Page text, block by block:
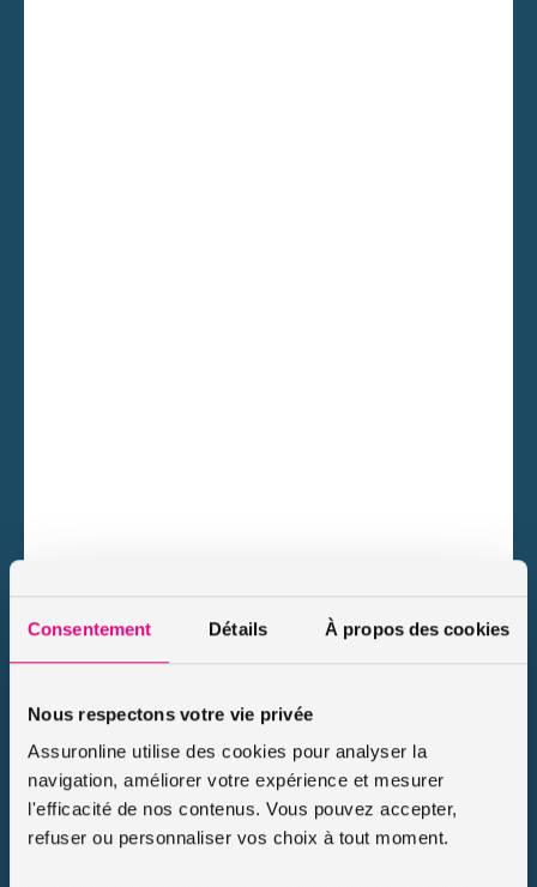
Consentement Détails À propos des cookies
Nous respectons votre vie privée
Assuronline utilise des cookies pour analyser la
navigation, améliorer votre expérience et mesurer
l'efficacité de nos contenus. Vous pouvez accepter,
refuser ou personnaliser vos choix à tout moment.
Exemples tarifs assurance scooter 125 tiers vol et
Tarif d’assurance scooter 125 tiers vol incendie : l’exemple
d’un scooter Suzuki
Iris a 21 ans et elle vit à Lyon. Pour assurer